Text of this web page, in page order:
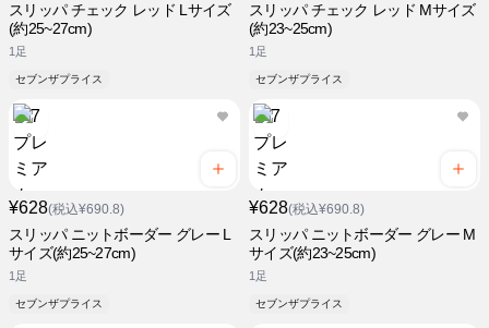
スリッパ チェック レッド Lサイズ
(約25~27cm)
1足
セブンザプライス
スリッパ チェック レッド Mサイズ
(約23~25cm)
1足
セブンザプライス
¥628(税込¥690.8)
スリッパ ニットボーダー グレー L
サイズ(約25~27cm)
1足
セブンザプライス
¥628(税込¥690.8)
スリッパ ニットボーダー グレー M
サイズ(約23~25cm)
1足
セブンザプライス